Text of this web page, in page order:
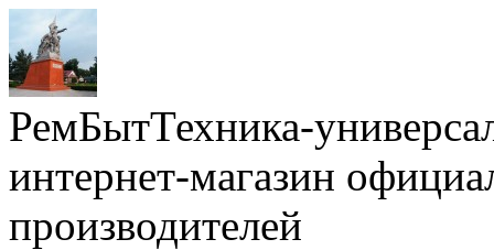
РемБытТехника-
интернет-магазин
производителей